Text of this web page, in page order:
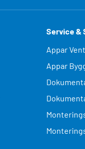
Service &
Appar
Appar